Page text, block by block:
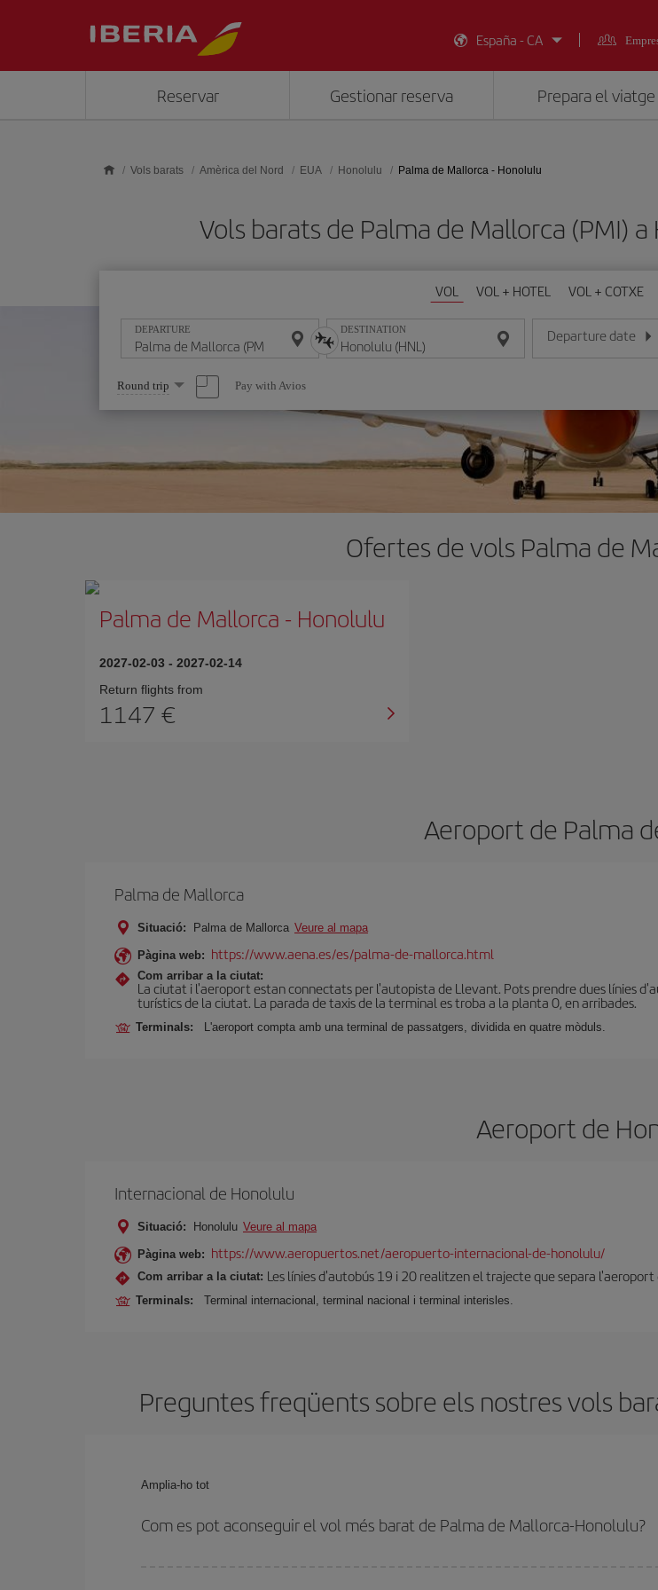
España - CA
Reservar Gestionar reserva Prepara el viatge
Vols barats Amèrica del Nord EUA Honolulu Palma de Mallorca - Honolulu
Vols barats de Palma de Mallorca
VOL VOL + HOTEL VOL + COTXE
DEPARTURE DESTINATION Departure date
Introduce la fecha en
Select
one
option
Round trip Pay with Avios
Ofertes de vols Palma de
Palma de Mallorca - Honolulu
2027-02-03 - 2027-02-14
Return flights from
1147
Aeroport de Palma
Palma de Mallorca
Situació: Palma de Mallorca Veure al mapa
Pàgina web: https://www.aena.es/es/palma-de-mallorca.html
Com arribar a la ciutat:
La ciutat i l'aeroport estan connectats per l'autopista de Llevant. Pots prendre dues línies
turístics de la ciutat. La parada de taxis de la terminal es troba a la planta 0, en arribades.
Terminals: L'aeroport compta amb una terminal de passatgers, dividida en quatre mòduls.
Aeroport de
Internacional de Honolulu
Situació: Honolulu Veure al mapa
Pàgina web: https://www.aeropuertos.net/aeropuerto-internacional-de-honolulu/
Com arribar a la ciutat: Les línies d'autobús 19 i 20 realitzen el trajecte que separa
Terminals: Terminal internacional, terminal nacional i terminal interisles.
Preguntes freqüents sobre els nostres vols
Amplia-ho tot
Com es pot aconseguir el vol més barat de Palma de Mallorca-Honolulu?